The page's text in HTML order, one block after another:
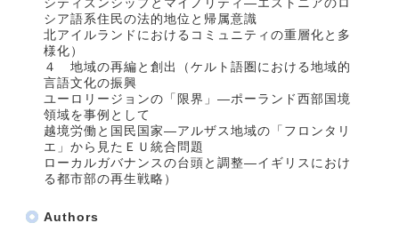
シア語系住民の法的地位と帰属意識
北アイルランドにおけるコミュニティの重層化と多
様化）
４ 地域の再編と創出（ケルト語圏における地域的
言語文化の振興
ユーロリージョンの「限界」―ポーランド西部国境
領域を事例として
越境労働と国民国家―アルザス地域の「フロンタリ
エ」から見たＥＵ統合問題
ローカルガバナンスの台頭と調整―イギリスにおけ
る都市部の再生戦略）
Authors